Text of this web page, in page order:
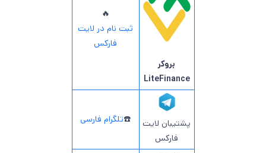
بروکر
LiteFinance
🔥
ثبت نام در لایت
فارکس
پشتیبان لایت
فارکس
☎️تلگرام فارسی